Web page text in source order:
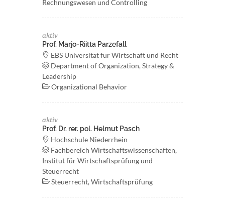
Rechnungswesen und Controlling
aktiv
Prof. Marjo-Riitta Parzefall
EBS Universität für Wirtschaft und Recht
Department of Organization, Strategy &
Leadership
Organizational Behavior
aktiv
Prof. Dr. rer. pol. Helmut Pasch
Hochschule Niederrhein
Fachbereich Wirtschaftswissenschaften,
Institut für Wirtschaftsprüfung und
Steuerrecht
Steuerrecht, Wirtschaftsprüfung